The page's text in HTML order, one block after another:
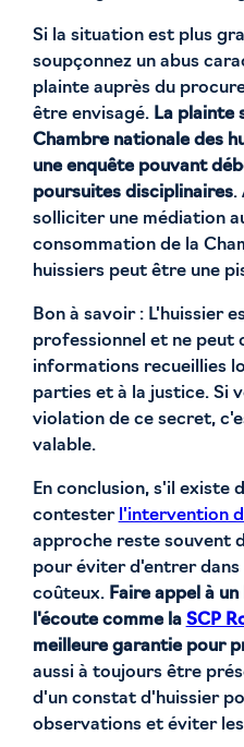
Si la situation est plus
soupçonnez un abus
plainte auprès du
être envisagé. La plainte
Chambre nationale des
une enquête pouvant
poursuites disciplinaires.
solliciter une médiation
consommation de la
huissiers peut être une
Bon à savoir : L'huissier
professionnel et ne peut
informations recueillies
parties et à la justice. Si
violation de ce secret,
valable.
En conclusion, s'il existe
contester l'intervention
approche reste souvent
pour éviter d'entrer
coûteux. Faire appel à
l'écoute comme la SCP
meilleure garantie pour
aussi à toujours être
d'un constat d'huissier
observations et éviter